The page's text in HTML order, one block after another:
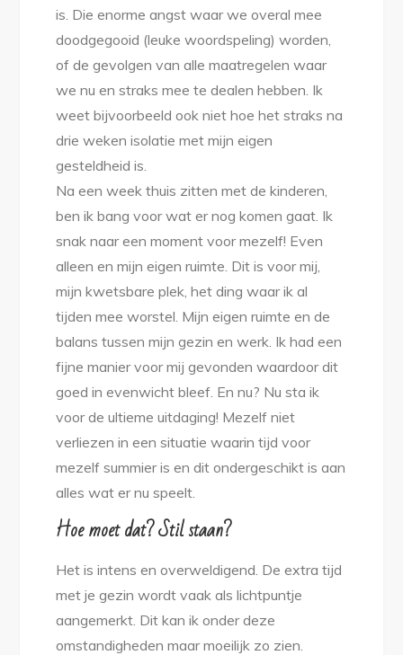
is. Die enorme angst waar we overal mee
doodgegooid (leuke woordspeling) worden,
of de gevolgen van alle maatregelen waar
we nu en straks mee te dealen hebben. Ik
weet bijvoorbeeld ook niet hoe het straks na
drie weken isolatie met mijn eigen
gesteldheid is.
Na een week thuis zitten met de kinderen,
ben ik bang voor wat er nog komen gaat. Ik
snak naar een moment voor mezelf! Even
alleen en mijn eigen ruimte. Dit is voor mij,
mijn kwetsbare plek, het ding waar ik al
tijden mee worstel. Mijn eigen ruimte en de
balans tussen mijn gezin en werk. Ik had een
fijne manier voor mij gevonden waardoor dit
goed in evenwicht bleef. En nu? Nu sta ik
voor de ultieme uitdaging! Mezelf niet
verliezen in een situatie waarin tijd voor
mezelf summier is en dit ondergeschikt is aan
alles wat er nu speelt.
Hoe moet dat? Stil staan?
Het is intens en overweldigend. De extra tijd
met je gezin wordt vaak als lichtpuntje
aangemerkt. Dit kan ik onder deze
omstandigheden maar moeilijk zo zien.